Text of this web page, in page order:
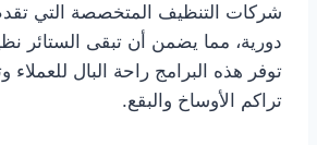
شركات التنظيف المتخصصة التي
دورية، مما يضمن أن تبقى الستائر
توفر هذه البرامج راحة البال
تراكم الأوساخ والبقع.